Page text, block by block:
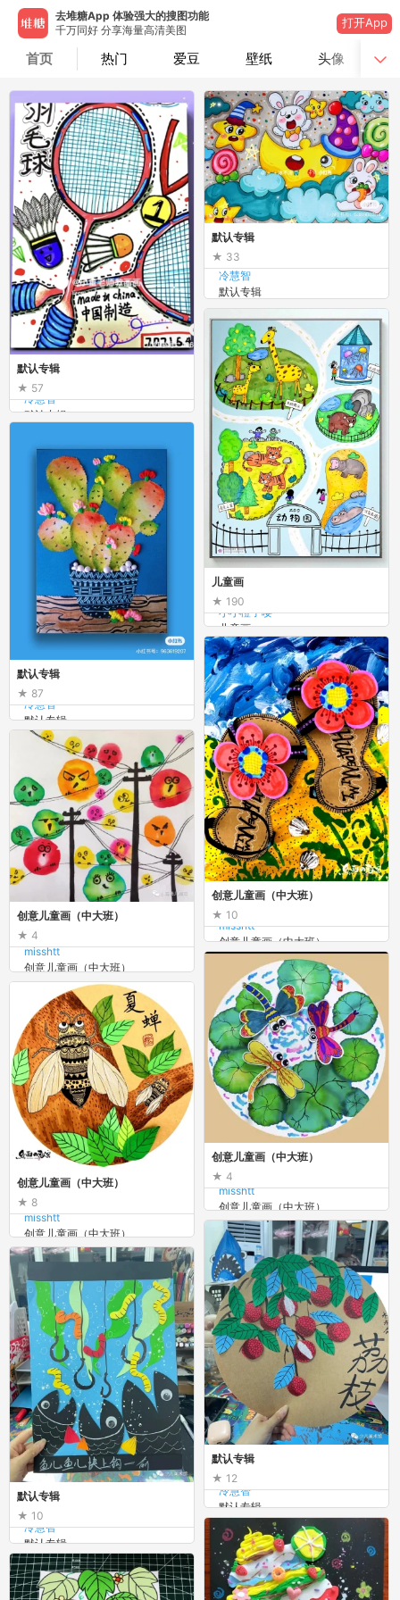
去堆糖App 体验强大的搜图功能
千万同好 分享海量高清美图
打开App
首页 热门 爱豆 壁纸 头像
默认专辑
33
冷慧智
默认专辑
默认专辑
57
冷慧智
默认专辑
儿童画
190
小小橙子嘤
儿童画
创意儿童画（中大班）
4
misshtt
创意儿童画（中大班）
创意儿童画（中大班）
4
misshtt
创意儿童画（中大班）
默认专辑
87
冷慧智
默认专辑
创意儿童画（中大班）
10
misshtt
创意儿童画（中大班）
默认专辑
10
冷慧智
默认专辑
创意儿童画（中大班）
8
misshtt
创意儿童画（中大班）
默认专辑
12
冷慧智
默认专辑